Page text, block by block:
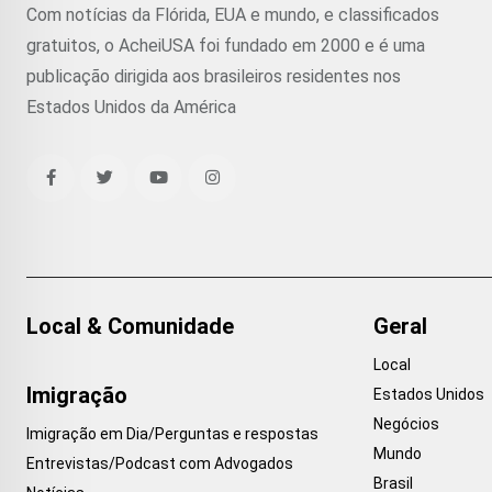
Com notícias da Flórida, EUA e mundo, e classificados
gratuitos, o AcheiUSA foi fundado em 2000 e é uma
publicação dirigida aos brasileiros residentes nos
Estados Unidos da América
Local & Comunidade
Imigração
Imigração em Dia/Perguntas e respostas
Entrevistas/Podcast com Advogados
Geral
Local
Estados Unidos
Negócios
Mundo
Brasil